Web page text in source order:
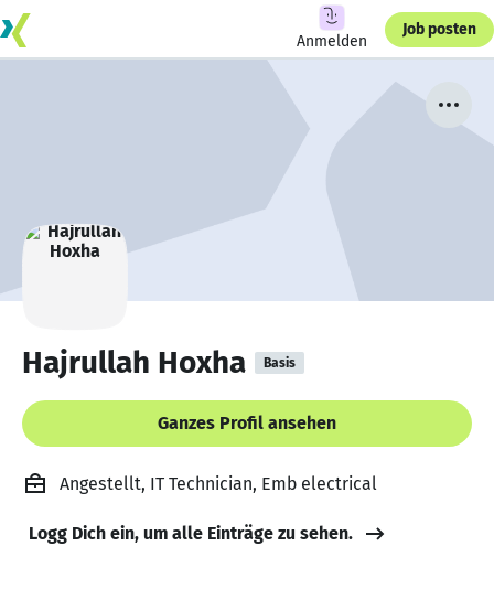
Anmelden
Job posten
Hajrullah Hoxha Basis
Ganzes Profil ansehen
Angestellt, IT Technician, Emb electrical
Logg Dich ein, um alle Einträge zu sehen.